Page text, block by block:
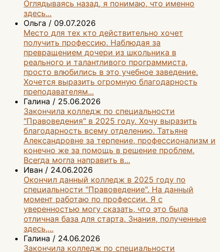
Оглядываясь назад, я понимаю, что именно
здесь...
Ольга / 09.07.2026
Место для тех кто действительно хочет
получить профессию. Наблюдая за
превращением дочери из школьника в
реального и талантливого программиста,
просто влюбились в это учебное заведение.
Хочется выразить огромную благодарность
преподавателям...
Галина / 25.06.2026
Закончила колледж по специальности
"Правоведения" в 2025 году. Хочу выразить
благодарность всему отделению. Татьяне
Александровне за терпение, профессионализм и
конечно же за помощь в решение проблем.
Всегда могла направить в...
Иван / 24.06.2026
Окончил данный колледж в 2025 году по
специальности "Правоведение". На данный
момент работаю по профессии. Я с
уверенностью могу сказать, что это была
отличная база для старта. Знания, полученные
здесь,...
Галина / 24.06.2026
Закончила колледж по специальности